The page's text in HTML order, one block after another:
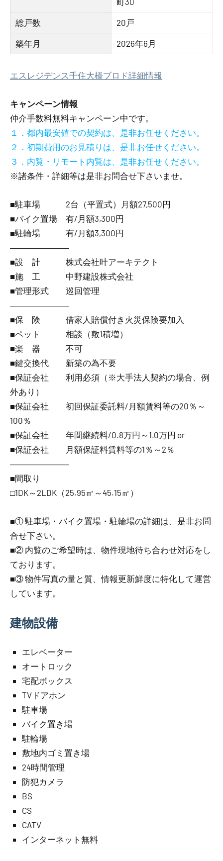
総戸数 20戸
築年月 2026年6月
エスレジデンス千住大橋ブロド詳細情報
キャンペーン情報
仲介手数料無料キャンペーン中です。
１．都内最安値での契約は、是非お任せください。
２．初期費用のお見積りは、是非お任せください。
３．内覧・リモート内覧は、是非お任せください。
※諸条件・詳細等は是非お問合せ下さいませ。
■駐車場 2台（平置式）月額27,500円
■バイク置場 有/月額3,300円
■駐輪場 有/月額3,300円
―――――――
■設 計 株式会社叶アーキテクト
■施 工 中野建設株式会社
■管理形式 巡回管理
―――――――
■保 険 借家人賠償付き火災保険要加入
■ペット 相談（敷1積増）
■楽 器 不可
■鍵交換代 新築の為不要
■保証会社 利用必須（※大手法人契約の場合、例
外あり）
■保証会社 初回保証委託料/月額賃料等の20％～
100％
■保証会社 年間継続料/0.8万円～1.0万円 or
■保証会社 月額保証料賃料等の1％～2％
―――――――
■間取り
□1DK～2LDK（25.95㎡～45.15㎡）
■① 駐車場・バイク置場・駐輪場の詳細は、是非お問
合せ下さい。
■② 内覧のご希望時は、物件現地待ち合わせ対応をし
ております。
■③ 物件写真の量と質、情報更新鮮度に特化して運営
しています。
建物設備
エレベーター
オートロック
宅配ボックス
TVドアホン
駐車場
バイク置き場
駐輪場
敷地内ゴミ置き場
24時間管理
防犯カメラ
BS
CS
CATV
インターネット無料